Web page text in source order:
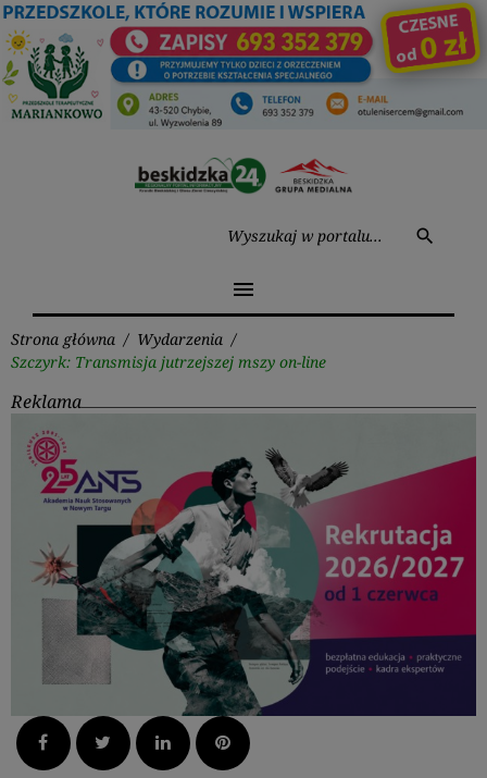
Przejdź
do
treści
search
menu
Strona główna / Wydarzenia /
Szczyrk: Transmisja jutrzejszej mszy on-line
Reklama
Facebook Twitter LinkedInPinterest